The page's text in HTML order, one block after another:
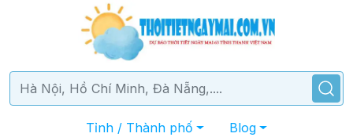
Tỉnh / Thành phố Blog